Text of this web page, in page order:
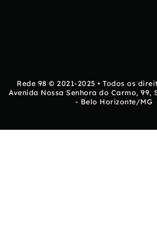
Rede 98 © 2021-2025 • Todos os
Avenida Nossa Senhora do Carmo, 99,
- Belo Horizonte/MG